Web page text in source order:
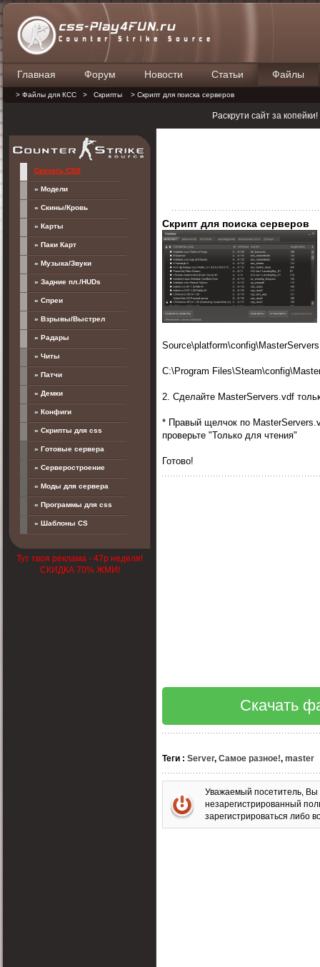
Главная Форум Новости Статьи Файлы
> Файлы для КСС > Скрипты > Скрипт для поиска серверов
Раскрути сайт за
Скрипт для поиска серверов
C:\Program
2. Сделайте MasterServers.vdf
* Правый щелчок по
проверьте "Только для чтения"
Готово!
Скачать
Теги : Server, Самое разное!, master
Уважаемый посетитель, Вы
незарегистрированный
зарегистрироваться либо
Скачать CSS
» Модели
» Скины/Кровь
» Карты
» Паки Карт
» Музыка/Звуки
» Задние пл./HUDs
» Спреи
» Взрывы/Выстрел
» Радары
» Читы
» Патчи
» Демки
» Конфиги
» Скрипты для css
» Готовые сервера
» Серверостроение
» Моды для сервера
» Программы для css
» Шаблоны CS
Тут твоя реклама - 47р неделя!
СКИДКА 70% ЖМИ!